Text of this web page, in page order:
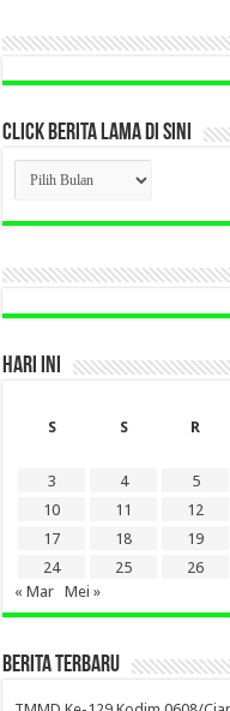
CLICK BERITA LAMA DI SINI
CLICK
BERITA
LAMA
DI
HARI INI
S
S R
3
4 5
10
11 12
17
18 19
24
25 26
« Mar
Mei »
BERITA TERBARU